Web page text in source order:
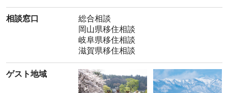
相談窓口
総合相談
岡山県移住相談
岐阜県移住相談
滋賀県移住相談
ゲスト地域